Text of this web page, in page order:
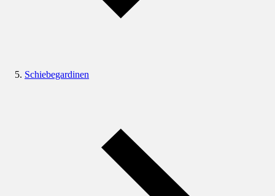
Schiebegardinen